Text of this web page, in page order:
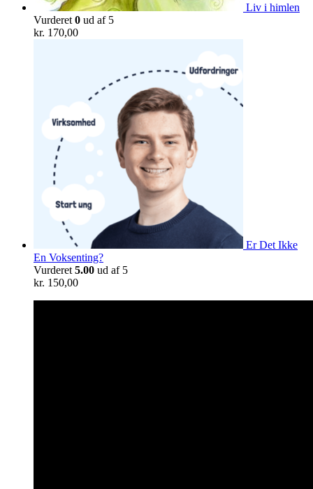
Liv i himlen
Vurderet 0 ud af 5
kr. 170,00
Er Det Ikke
En Voksenting?
Vurderet 5.00 ud af 5
kr. 150,00